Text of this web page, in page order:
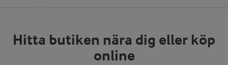
Hitta butiken nära dig eller köp
online